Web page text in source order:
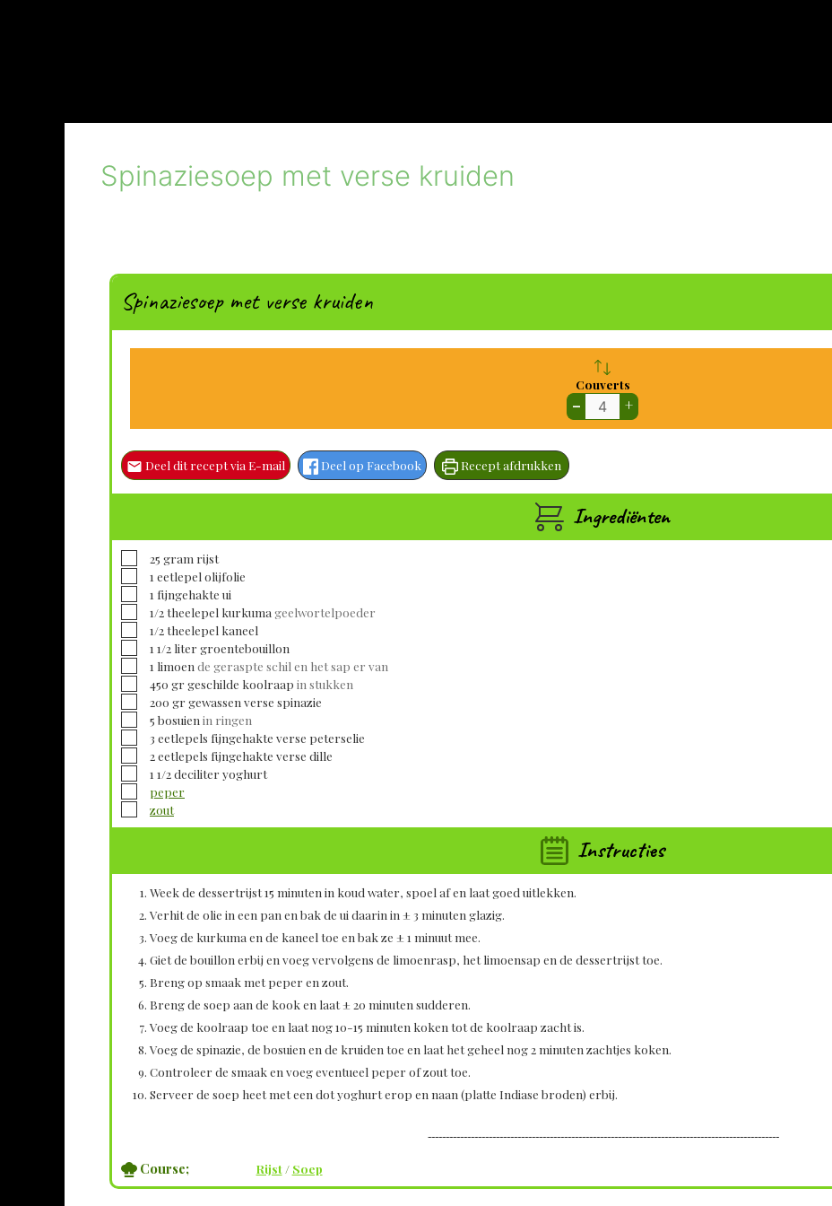
Spinaziesoep met verse kruiden
Spinaziesoep met verse kruiden
Couverts
– +
Deel dit recept via E-mail Deel op Facebook Recept afdrukken
Ingrediënten
▢
25 gram rijst
▢1 eetlepel olijfolie
▢1 fijngehakte ui
▢1/2theelepel kurkuma geelwortelpoeder
▢1/2theelepel kaneel
▢1 1/2 liter groentebouillon
▢1 limoen de geraspte schil en het sap er van
▢
450 gr geschilde koolraap in stukken
▢
200 gr gewassen verse spinazie
▢
5 bosuien in ringen
▢
3 eetlepels fijngehakte verse peterselie
▢
2eetlepels fijngehakte verse dille
▢1 1/2deciliter yoghurt
▢
peper
▢
zout
Instructies
Week de dessertrijst 15 minuten in koud water, spoel af en laat goed uitlekken.
Verhit de olie in een pan en bak de ui daarin in ± 3 minuten glazig.
Voeg de kurkuma en de kaneel toe en bak ze ± 1 minuut mee.
Giet de bouillon erbij en voeg vervolgens de limoenrasp, het limoensap en de dessertrijst toe.
Breng op smaak met peper en zout.
Breng de soep aan de kook en laat ± 20 minuten sudderen.
Voeg de koolraap toe en laat nog 10-15 minuten koken tot de koolraap zacht is.
Voeg de spinazie, de bosuien en de kruiden toe en laat het geheel nog 2 minuten zachtjes koken.
Controleer de smaak en voeg eventueel peper of zout toe.
Serveer de soep heet met een dot yoghurt erop en naan (platte Indiase broden) erbij.
--------------------------------------------------------------------------------------------------
Course; Rijst/ Soep